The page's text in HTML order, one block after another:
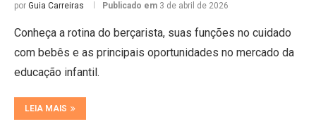
por Guia Carreiras Publicado em 3 de abril de 2026
Conheça a rotina do berçarista, suas funções no cuidado
com bebês e as principais oportunidades no mercado da
educação infantil.
LEIA MAIS